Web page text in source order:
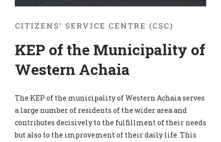
CITIZENS' SERVICE CENTRE (CSC)
KEP of the Municipality of
Western Achaia
The KEP of the municipality of Western Achaia serves
a large number of residents of the wider area and
contributes decisively to the fulfillment of their needs
but also to the improvement of their daily life. This